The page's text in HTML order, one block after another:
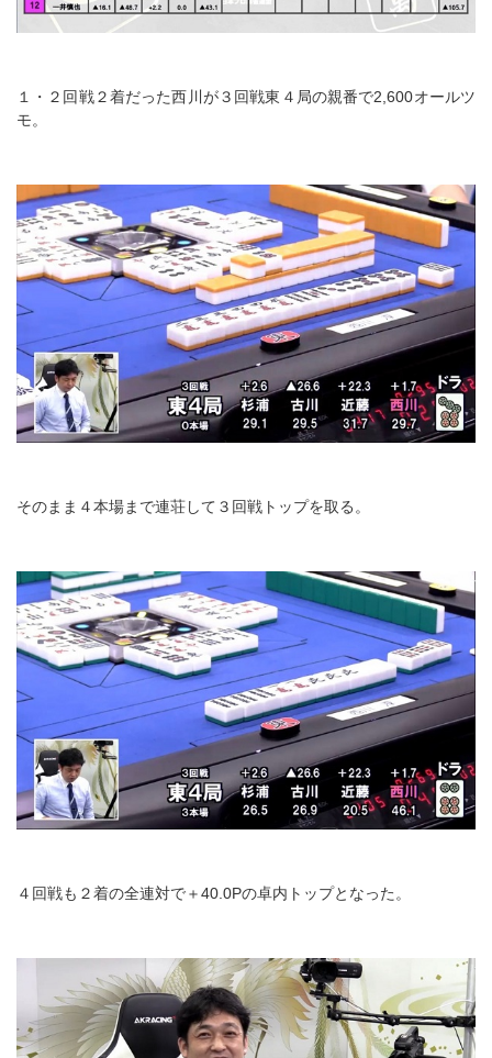
１・２回戦２着だった西川が３回戦東４局の親番で2,600オールツ
モ。
そのまま４本場まで連荘して３回戦トップを取る。
４回戦も２着の全連対で＋40.0Pの卓内トップとなった。